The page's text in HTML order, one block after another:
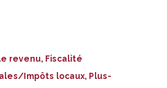
revenu, Fiscalité
Impôts locaux, Plus-